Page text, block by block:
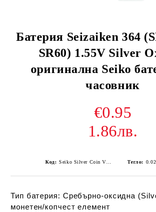
Батерия Seizaiken 364
SR60) 1.55V Silver
оригинална Seiko
часовник
€0.95
1.86лв.
Код: Тегло:
Тип батерия: Сребърно-оксидна
монетен/копчест елемент